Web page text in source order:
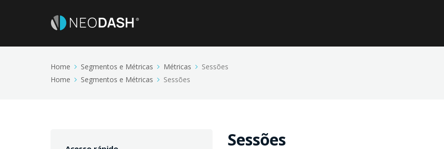
Home Segmentos e Métricas Métricas
Sessões
Home
Segmentos e Métricas Sessões
Sessões